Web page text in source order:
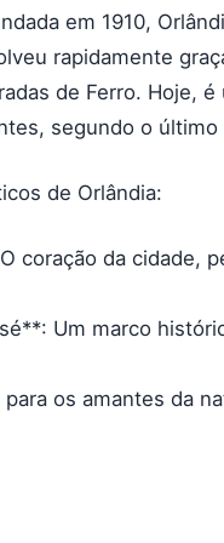
em 1910,
rapidamente
de Ferro. Hoje,
segundo o último
de Orlândia:
coração da cidade,
Um marco
os amantes da